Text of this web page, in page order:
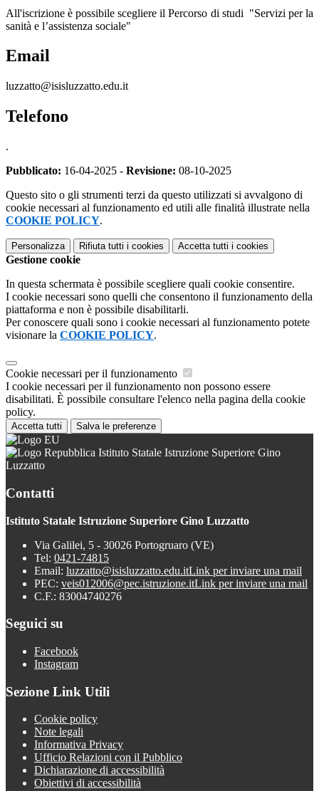
All'iscrizione è possibile scegliere il Percorso di studi "Servizi per la
sanità e l’assistenza sociale"
Email
luzzatto@isisluzzatto.edu.it
Telefono
.
Pubblicato: 16-04-2025 - Revisione: 08-10-2025
Questo sito o gli strumenti terzi da questo utilizzati si avvalgono di
cookie necessari al funzionamento ed utili alle finalità illustrate nella
COOKIE POLICY.
Personalizza Rifiuta tutti i cookies Accetta tutti i cookies
Gestione cookie
In questa schermata è possibile scegliere quali cookie consentire.
I cookie necessari sono quelli che consentono il funzionamento della
piattaforma e non è possibile disabilitarli.
Per conoscere quali sono i cookie necessari al funzionamento potete
visionare la COOKIE POLICY.
Cookie necessari per il funzionamento
I cookie necessari per il funzionamento non possono essere
disabilitati. È possibile consultare l'elenco nella pagina della cookie
policy.
Accetta tutti Salva le preferenze
Istituto Statale Istruzione Superiore Gino
Luzzatto
Contatti
Istituto Statale Istruzione Superiore Gino Luzzatto
Via Galilei, 5 - 30026 Portogruaro (VE)
Tel: 0421-74815
Email: luzzatto@isisluzzatto.edu.itLink per inviare una mail
PEC: veis012006@pec.istruzione.itLink per inviare una mail
C.F.: 83004740276
Seguici su
Facebook
Instagram
Sezione Link Utili
Cookie policy
Note legali
Informativa Privacy
Ufficio Relazioni con il Pubblico
Dichiarazione di accessibilità
Obiettivi di accessibilità